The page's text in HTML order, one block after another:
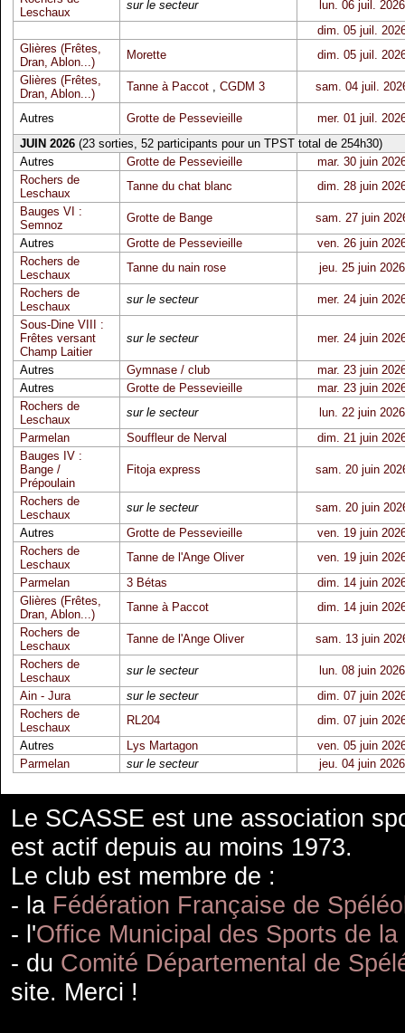
Leschaux
sur le secteur
lun. 06 juil. 2026
dim. 05 juil.
Glières (Frêtes,
Dran, Ablon...)
Morette
dim. 05 juil.
Glières (Frêtes,
Dran, Ablon...)
Tanne à Paccot, CGDM 3 sam. 04 juil.
Autres Grotte de Pessevieille
mer. 01 juil.
JUIN 2026(23 sorties, 52 participants pour un TPST total de 254h30)
Autres
Grotte de Pessevieille
mar. 30 juin
Rochers de
Leschaux
Tanne du chat blanc
dim. 28 juin
Bauges VI :
Semnoz
Grotte de Bange
sam. 27 juin
Autres
Grotte de Pessevieille
ven. 26 juin
Rochers de
Leschaux
Tanne du nain rose
jeu. 25 juin 2026
Rochers de
Leschaux
sur le secteur
mer. 24 juin
Sous-Dine VIII :
Frêtes versant
Champ Laitier
sur le secteur mer. 24 juin
Autres Gymnase / club
mar. 23 juin
Autres
Grotte de Pessevieille
mar. 23 juin
Rochers de
Leschaux
sur le secteur
lun. 22 juin 2026
Parmelan
Souffleur de Nerval
dim. 21 juin
Bauges IV :
Bange /
Prépoulain
Fitoja express sam. 20 juin
Rochers de
Leschaux
sur le secteur
sam. 20 juin
Autres
Grotte de Pessevieille
ven. 19 juin
Rochers de
Leschaux
Tanne de l'Ange Oliver
ven. 19 juin
Parmelan
3 Bétas
dim. 14 juin
Glières (Frêtes,
Dran, Ablon...)
Tanne à Paccot
dim. 14 juin
Rochers de
Leschaux
Tanne de l'Ange Oliver
sam. 13 juin
Rochers de
Leschaux
sur le secteur
lun. 08 juin 2026
Ain - Jura
sur le secteur
dim. 07 juin
Rochers de
Leschaux
RL204
dim. 07 juin
Autres
Lys Martagon
ven. 05 juin
Parmelan
sur le secteur jeu. 04 juin 2026
Le SCASSE est une association
est actif depuis au moins 1973.
Le club est membre de :
- la Fédération Française de
- l'Office Municipal des Sports de
- du Comité Départemental de
site. Merci !